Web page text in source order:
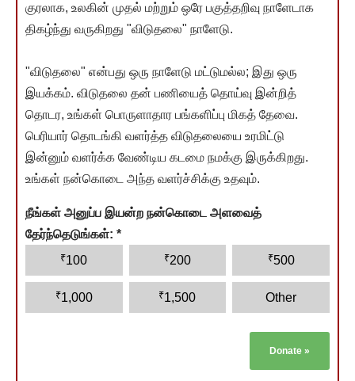
குரலாக, உலகின் முதல் மற்றும் ஒரே பகுத்தறிவு நாளேடாக
திகழ்ந்து வருகிறது "விடுதலை" நாளேடு.
"விடுதலை" என்பது ஒரு நாளேடு மட்டுமல்ல; இது ஒரு
இயக்கம். விடுதலை தன் பணியைத் தொய்வு இன்றித்
தொடர, உங்கள் பொருளாதார பங்களிப்பு மிகத் தேவை.
பெரியார் தொடங்கி வளர்த்த விடுதலையை உரமிட்டு
இன்னும் வளர்க்க வேண்டிய கடமை நமக்கு இருக்கிறது.
உங்கள் நன்கொடை அந்த வளர்ச்சிக்கு உதவும்.
நீங்கள் அனுப்ப இயன்ற நன்கொடை அளவைத்
தேர்ந்தெடுங்கள்: *
₹100 ₹200 ₹500
₹1,000 ₹1,500 Other
Donate »